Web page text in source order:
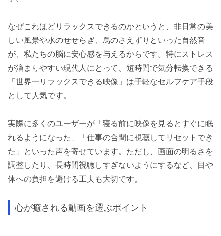
なぜこれほどリラックスできるのかというと、非日常の美
しい風景や水のせせらぎ、鳥のさえずりといった自然音
が、私たちの脳に安心感を与えるからです。特にストレス
が溜まりやすい現代人にとって、短時間で気分転換できる
「世界一リラックスできる映像」は手軽なセルフケア手段
として人気です。
実際に多くのユーザーが「寝る前に映像を見るとすぐに眠
れるようになった」「仕事の合間に視聴してリセットでき
た」といった声を寄せています。ただし、画面の明るさを
調整したり、長時間視聴しすぎないようにするなど、目や
体への負担を避ける工夫も大切です。
心が癒される動画を選ぶポイント